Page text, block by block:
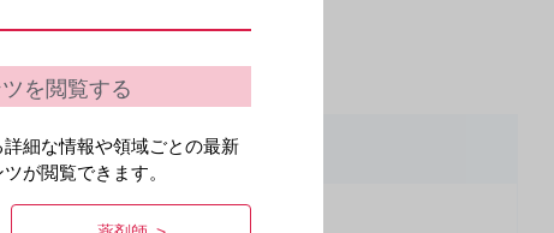
を閲覧する
細な情報や領域ごとの最新
が閲覧できます。